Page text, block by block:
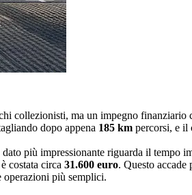
collezionisti, ma un impegno finanziario
dopo appena 185 km percorsi, e il
dato più impressionante riguarda il tempo
costata circa 31.600 euro. Questo
operazioni più semplici.